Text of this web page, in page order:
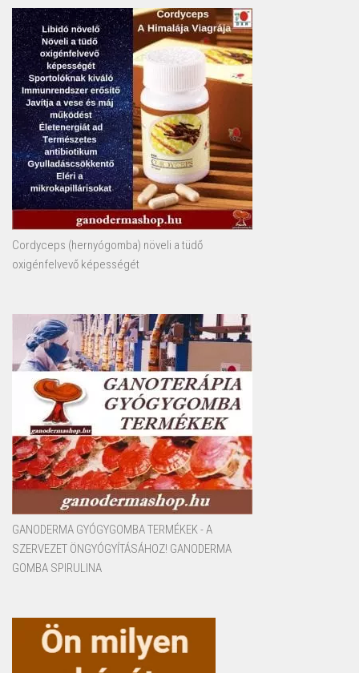
Cordyceps (hernyógomba) növeli a tüdő
oxigénfelvevő képességét
GANODERMA GYÓGYGOMBA TERMÉKEK - A
SZERVEZET ÖNGYÓGYÍTÁSÁHOZ! GANODERMA
GOMBA SPIRULINA